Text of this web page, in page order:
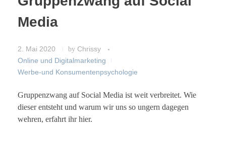
Media
2. Mai 2020 by Chrissy
Online und Digitalmarketing
Werbe-und Konsumentenpsychologie
Gruppenzwang auf Social Media ist weit verbreitet. Wie
dieser entsteht und warum wir uns so ungern dagegen
wehren, erfahrt ihr hier.